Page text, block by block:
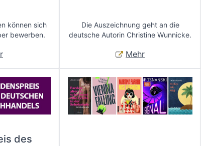
können sich
bewerben.
Die Auszeichnung geht an die
deutsche Autorin Christine Wunnicke.
Mehr
des